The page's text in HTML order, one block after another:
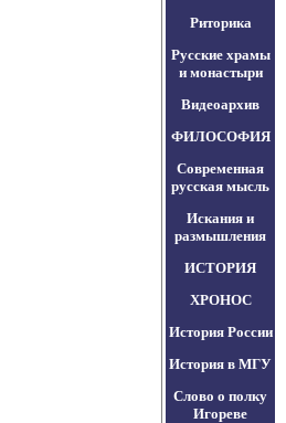
Риторика
Русские храмы
и монастыри
Видеоархив
ФИЛОСОФИЯ
Современная
русская мысль
Искания и
размышления
ИСТОРИЯ
ХРОНОС
История России
История в МГУ
Слово о полку
Игореве